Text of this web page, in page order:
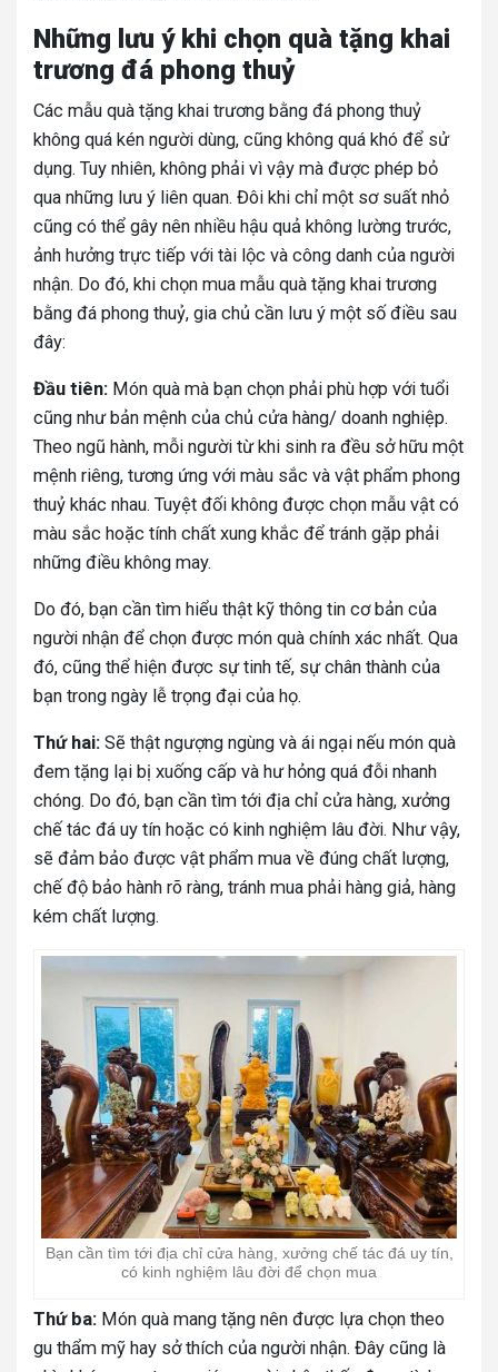
Những lưu ý khi chọn quà tặng khai
trương đá phong thuỷ
Các mẫu quà tặng khai trương bằng đá phong thuỷ
không quá kén người dùng, cũng không quá khó để sử
dụng. Tuy nhiên, không phải vì vậy mà được phép bỏ
qua những lưu ý liên quan. Đôi khi chỉ một sơ suất nhỏ
cũng có thể gây nên nhiều hậu quả không lường trước,
ảnh hưởng trực tiếp với tài lộc và công danh của người
nhận. Do đó, khi chọn mua mẫu quà tặng khai trương
bằng đá phong thuỷ, gia chủ cần lưu ý một số điều sau
đây:
Đầu tiên: Món quà mà bạn chọn phải phù hợp với tuổi
cũng như bản mệnh của chủ cửa hàng/ doanh nghiệp.
Theo ngũ hành, mỗi người từ khi sinh ra đều sở hữu một
mệnh riêng, tương ứng với màu sắc và vật phẩm phong
thuỷ khác nhau. Tuyệt đối không được chọn mẫu vật có
màu sắc hoặc tính chất xung khắc để tránh gặp phải
những điều không may.
Do đó, bạn cần tìm hiểu thật kỹ thông tin cơ bản của
người nhận để chọn được món quà chính xác nhất. Qua
đó, cũng thể hiện được sự tinh tế, sự chân thành của
bạn trong ngày lễ trọng đại của họ.
Thứ hai: Sẽ thật ngượng ngùng và ái ngại nếu món quà
đem tặng lại bị xuống cấp và hư hỏng quá đỗi nhanh
chóng. Do đó, bạn cần tìm tới địa chỉ cửa hàng, xưởng
chế tác đá uy tín hoặc có kinh nghiệm lâu đời. Như vậy,
sẽ đảm bảo được vật phẩm mua về đúng chất lượng,
chế độ bảo hành rõ ràng, tránh mua phải hàng giả, hàng
kém chất lượng.
Bạn cần tìm tới địa chỉ cửa hàng, xưởng chế tác đá uy tín,
có kinh nghiệm lâu đời để chọn mua
Thứ ba: Món quà mang tặng nên được lựa chọn theo
gu thẩm mỹ hay sở thích của người nhận. Đây cũng là